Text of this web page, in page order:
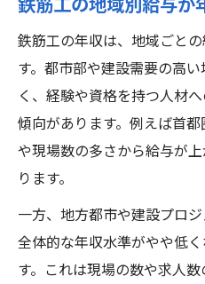
鉄筋工の地域別給与が
鉄筋工の年収は、地域ごと
す。都市部や建設需要の高
く、経験や資格を持つ人材
傾向があります。例えば首
や現場数の多さから給与が
ります。
一方、地方都市や建設プロ
全体的な年収水準がやや低
す。これは現場の数や求人